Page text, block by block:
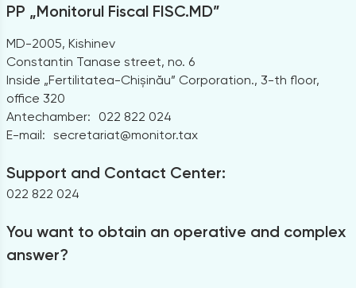
PP „Monitorul Fiscal FISC.MD”
MD-2005, Kishinev
Constantin Tanase street, no. 6
Inside „Fertilitatea-Chișinău” Corporation., 3-th floor,
office 320
Antechamber:
022 822 024
E-mail: secretariat@monitor.tax
Support and Contact Center:
022 822 024
You want to obtain an operative and complex
answer?